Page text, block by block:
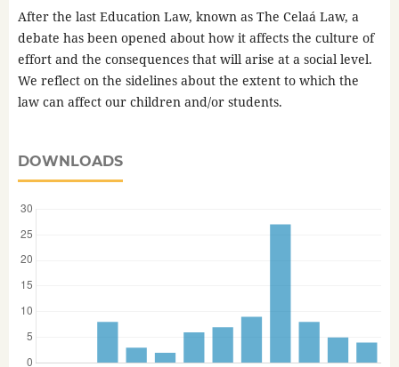
After the last Education Law, known as The Celaá Law, a
debate has been opened about how it affects the culture of
effort and the consequences that will arise at a social level.
We reflect on the sidelines about the extent to which the
law can affect our children and/or students.
DOWNLOADS